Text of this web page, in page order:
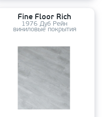
Fine Floor Rich
1976 Дуб Рейн
виниловые покрытия